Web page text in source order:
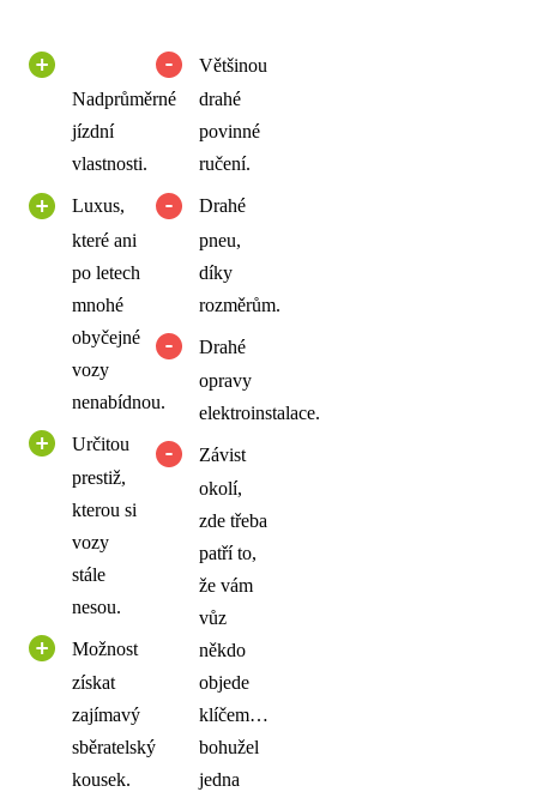
Nadprůměrné
jízdní
vlastnosti.
Luxus,
které ani
po letech
mnohé
obyčejné
vozy
nenabídnou.
Určitou
prestiž,
kterou si
vozy
stále
nesou.
Možnost
získat
zajímavý
sběratelský
kousek.
Většinou
drahé
povinné
ručení.
Drahé
pneu,
díky
rozměrům.
Drahé
opravy
elektroinstalace.
Závist
okolí,
zde třeba
patří to,
že vám
vůz
někdo
objede
klíčem…
bohužel
jedna